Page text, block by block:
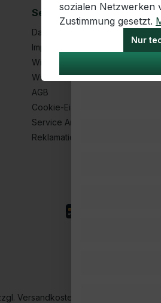
Service | Rechtliches
Datenschutzerklärung
Impressum
Widerrufsformular
Widerrufsbelehrung
AGB
Cookie-Einstellungen
Service Anfrage
Reklamationen
Versandkosten und ggf.
sozialen Netzwerken
Zustimmung gesetzt.
Nur